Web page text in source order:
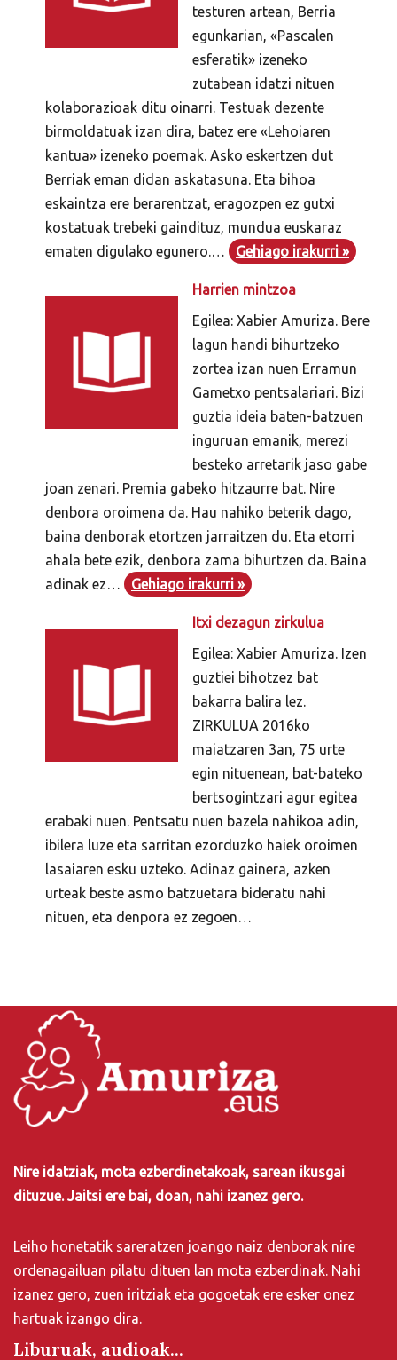
testuren artean, Berria
egunkarian, «Pascalen
esferatik» izeneko
zutabean idatzi nituen
kolaborazioak ditu oinarri. Testuak dezente
birmoldatuak izan dira, batez ere «Lehoiaren
kantua» izeneko poemak. Asko eskertzen dut
Berriak eman didan askatasuna. Eta bihoa
eskaintza ere berarentzat, eragozpen ez gutxi
kostatuak trebeki gaindituz, mundua euskaraz
ematen digulako egunero.…
Gehiago irakurri »
Harrien mintzoa
Egilea: Xabier Amuriza. Bere
lagun handi bihurtzeko
zortea izan nuen Erramun
Gametxo pentsalariari. Bizi
guztia ideia baten-batzuen
inguruan emanik, merezi
besteko arretarik jaso gabe
joan zenari. Premia gabeko hitzaurre bat. Nire
denbora oroimena da. Hau nahiko beterik dago,
baina denborak etortzen jarraitzen du. Eta etorri
ahala bete ezik, denbora zama bihurtzen da. Baina
adinak ez…
Gehiago irakurri »
Itxi dezagun zirkulua
Egilea: Xabier Amuriza. Izen
guztiei bihotzez bat
bakarra balira lez.
ZIRKULUA 2016ko
maiatzaren 3an, 75 urte
egin nituenean, bat-bateko
bertsogintzari agur egitea
erabaki nuen. Pentsatu nuen bazela nahikoa adin,
ibilera luze eta sarritan ezorduzko haiek oroimen
lasaiaren esku uzteko. Adinaz gainera, azken
urteak beste asmo batzuetara bideratu nahi
nituen, eta denpora ez zegoen…
Nire idatziak, mota ezberdinetakoak, sarean ikusgai
dituzue. Jaitsi ere bai, doan, nahi izanez gero.
Leiho honetatik sareratzen joango naiz denborak nire
ordenagailuan pilatu dituen lan mota ezberdinak. Nahi
izanez gero, zuen iritziak eta gogoetak ere esker onez
hartuak izango dira.
Liburuak, audioak...